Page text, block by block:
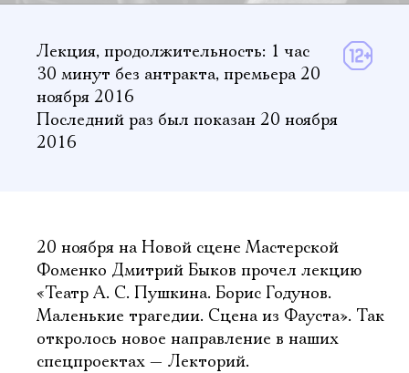
Лекция, продолжительность: 1 час
30 минут без антракта, премьера 20
ноября 2016
Последний раз был показан 20 ноября
2016
20 ноября на Новой сцене Мастерской
Фоменко Дмитрий Быков прочел лекцию
«Театр А. С. Пушкина. Борис Годунов.
Маленькие трагедии. Сцена из Фауста». Так
откролось новое направление в наших
спецпроектах — Лекторий.